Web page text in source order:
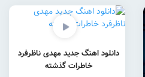
دانلود اهنگ جدید مهدی ناظرفرد
خاطرات گذشته